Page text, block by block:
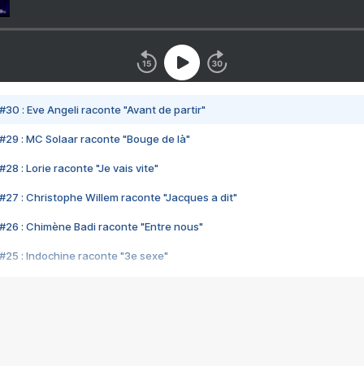
#30 : Eve Angeli raconte "Avant de partir"
#29 : MC Solaar raconte "Bouge de là"
#28 : Lorie raconte "Je vais vite"
#27 : Christophe Willem raconte "Jacques a dit"
#26 : Chimène Badi raconte "Entre nous"
#25 : Indochine raconte "3e sexe"